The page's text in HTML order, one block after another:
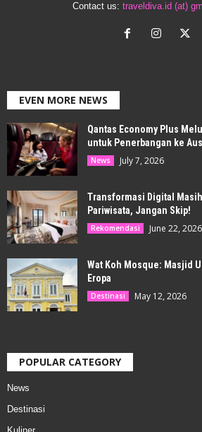
Contact us: traveldiva.id (at)
EVEN MORE NEWS
Qantas Economy Plus
untuk Penerbangan ke
News July 7, 2026
Transformasi Digital
Pariwisata, Jangan Skip!
Rekomendasi June 22, 2026
Wat Koh Mosque: Masjid
Eropa
Destinasi May 12, 2026
POPULAR CATEGORY
News
Destinasi